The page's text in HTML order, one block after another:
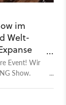
im
Welt-
Event! Wir
Show.